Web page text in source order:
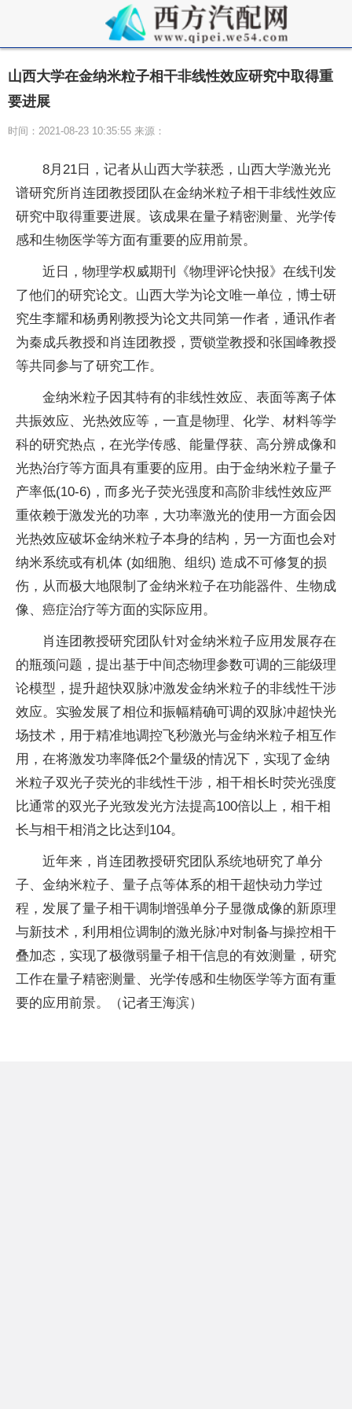
山西大学在金纳米粒子相干非线性效应研究中取得重
要进展
时间：2021-08-23 10:35:55 来源：
8月21日，记者从山西大学获悉，山西大学激光光
谱研究所肖连团教授团队在金纳米粒子相干非线性效应
研究中取得重要进展。该成果在量子精密测量、光学传
感和生物医学等方面有重要的应用前景。
近日，物理学权威期刊《物理评论快报》在线刊发
了他们的研究论文。山西大学为论文唯一单位，博士研
究生李耀和杨勇刚教授为论文共同第一作者，通讯作者
为秦成兵教授和肖连团教授，贾锁堂教授和张国峰教授
等共同参与了研究工作。
金纳米粒子因其特有的非线性效应、表面等离子体
共振效应、光热效应等，一直是物理、化学、材料等学
科的研究热点，在光学传感、能量俘获、高分辨成像和
光热治疗等方面具有重要的应用。由于金纳米粒子量子
产率低(10-6)，而多光子荧光强度和高阶非线性效应严
重依赖于激发光的功率，大功率激光的使用一方面会因
光热效应破坏金纳米粒子本身的结构，另一方面也会对
纳米系统或有机体 (如细胞、组织) 造成不可修复的损
伤，从而极大地限制了金纳米粒子在功能器件、生物成
像、癌症治疗等方面的实际应用。
肖连团教授研究团队针对金纳米粒子应用发展存在
的瓶颈问题，提出基于中间态物理参数可调的三能级理
论模型，提升超快双脉冲激发金纳米粒子的非线性干涉
效应。实验发展了相位和振幅精确可调的双脉冲超快光
场技术，用于精准地调控飞秒激光与金纳米粒子相互作
用，在将激发功率降低2个量级的情况下，实现了金纳
米粒子双光子荧光的非线性干涉，相干相长时荧光强度
比通常的双光子光致发光方法提高100倍以上，相干相
长与相干相消之比达到104。
近年来，肖连团教授研究团队系统地研究了单分
子、金纳米粒子、量子点等体系的相干超快动力学过
程，发展了量子相干调制增强单分子显微成像的新原理
与新技术，利用相位调制的激光脉冲对制备与操控相干
叠加态，实现了极微弱量子相干信息的有效测量，研究
工作在量子精密测量、光学传感和生物医学等方面有重
要的应用前景。（记者王海滨）